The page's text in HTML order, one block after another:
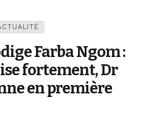
Farba Ngom :
fortement, Dr
en première